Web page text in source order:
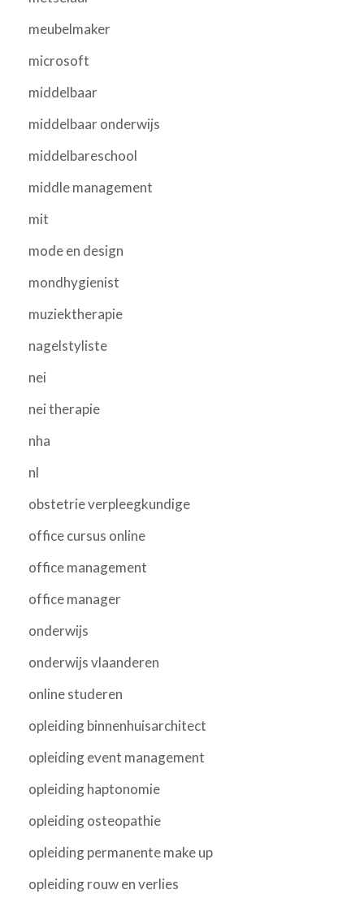
meubelmaker
microsoft
middelbaar
middelbaar onderwijs
middelbareschool
middle management
mit
mode en design
mondhygienist
muziektherapie
nagelstyliste
nei
nei therapie
nha
nl
obstetrie verpleegkundige
office cursus online
office management
office manager
onderwijs
onderwijs vlaanderen
online studeren
opleiding binnenhuisarchitect
opleiding event management
opleiding haptonomie
opleiding osteopathie
opleiding permanente make up
opleiding rouw en verlies